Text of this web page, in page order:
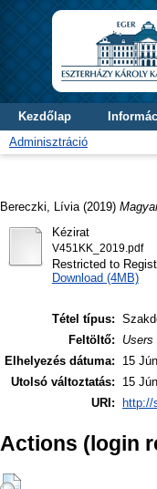
Kezdőlap
Adminisztráció
Bereczki, Lívia (2019)
Kézirat
V451KK_2019.pdf
Restricted to
Download (4MB)
Tétel típus:
Feltöltő:
Users
Elhelyezés dátuma:
15
Utolsó változtatás:
15
URI:
http://
Actions (login